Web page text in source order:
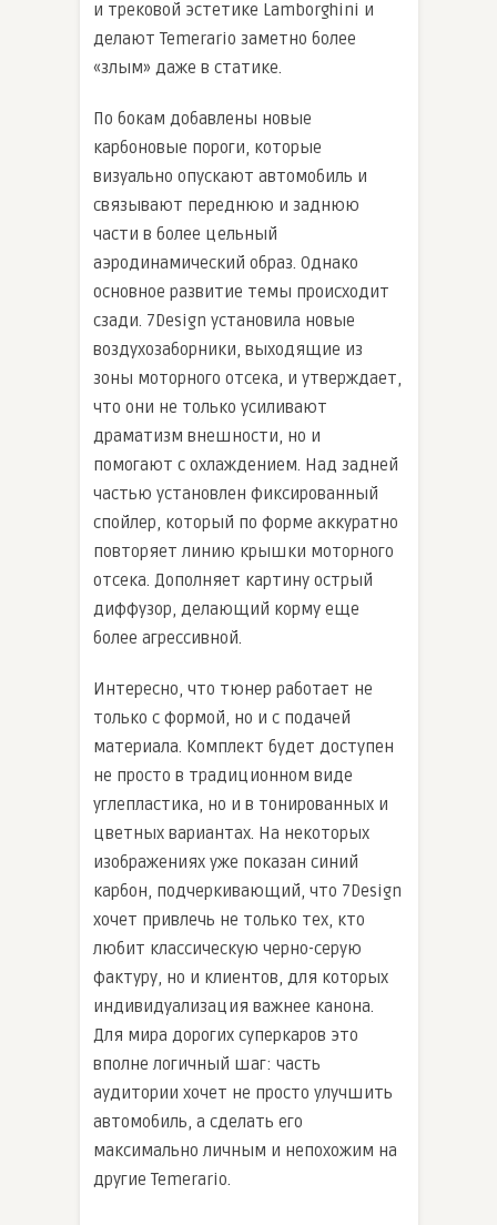
и трековой эстетике Lamborghini и
делают Temerario заметно более
«злым» даже в статике.
По бокам добавлены новые
карбоновые пороги, которые
визуально опускают автомобиль и
связывают переднюю и заднюю
части в более цельный
аэродинамический образ. Однако
основное развитие темы происходит
сзади. 7Design установила новые
воздухозаборники, выходящие из
зоны моторного отсека, и утверждает,
что они не только усиливают
драматизм внешности, но и
помогают с охлаждением. Над задней
частью установлен фиксированный
спойлер, который по форме аккуратно
повторяет линию крышки моторного
отсека. Дополняет картину острый
диффузор, делающий корму еще
более агрессивной.
Интересно, что тюнер работает не
только с формой, но и с подачей
материала. Комплект будет доступен
не просто в традиционном виде
углепластика, но и в тонированных и
цветных вариантах. На некоторых
изображениях уже показан синий
карбон, подчеркивающий, что 7Design
хочет привлечь не только тех, кто
любит классическую черно-серую
фактуру, но и клиентов, для которых
индивидуализация важнее канона.
Для мира дорогих суперкаров это
вполне логичный шаг: часть
аудитории хочет не просто улучшить
автомобиль, а сделать его
максимально личным и непохожим на
другие Temerario.